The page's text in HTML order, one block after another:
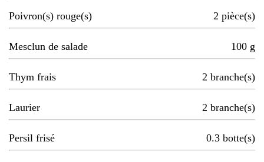
Poivron(s) rouge(s) 2 pièce(s)
Mesclun de salade 100 g
Thym frais 2 branche(s)
Laurier 2 branche(s)
Persil frisé 0.3 botte(s)